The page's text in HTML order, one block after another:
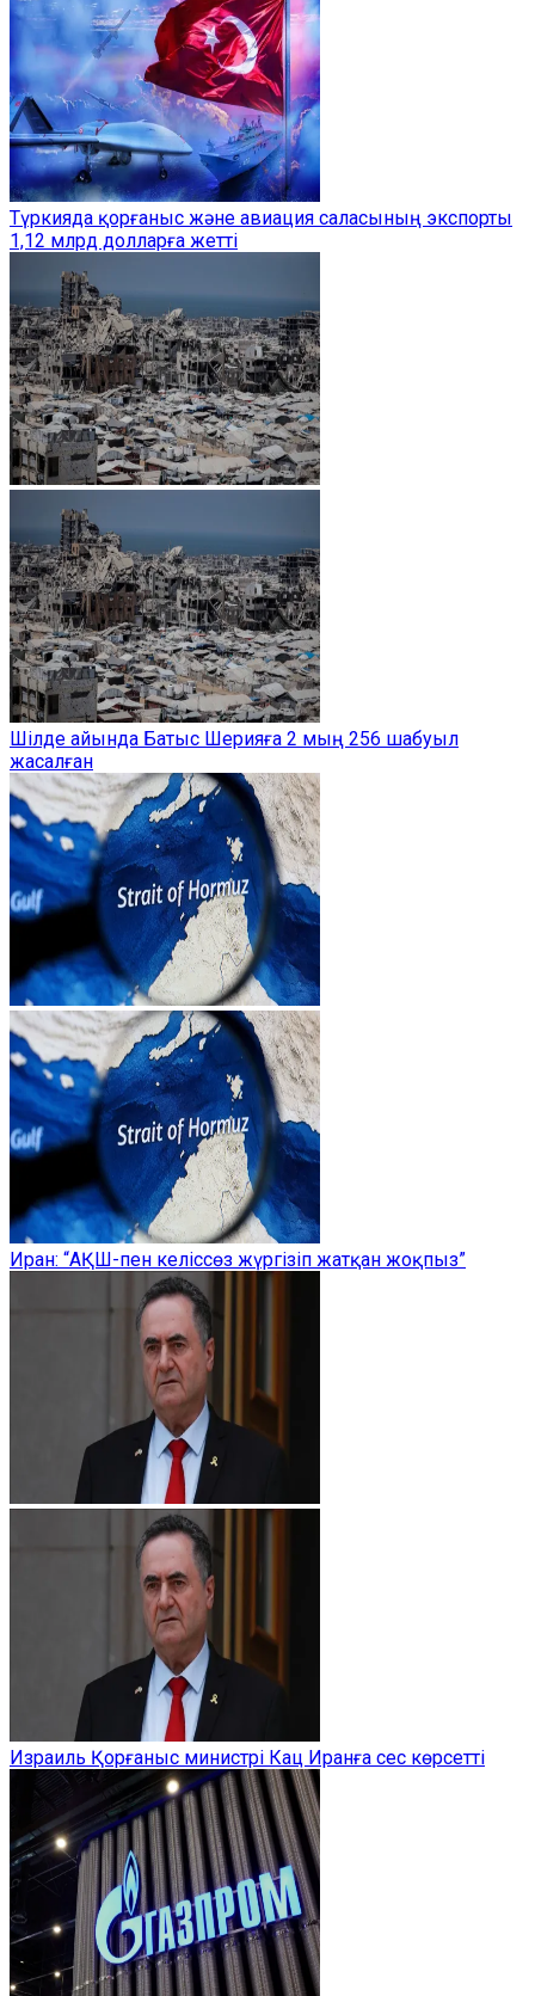
Түркияда қорғаныс және авиация саласының экспорты
1,12 млрд долларға жетті
Шілде айында Батыс Шерияға 2 мың 256 шабуыл
жасалған
Иран: “АҚШ-пен келіссөз жүргізіп жатқан жоқпыз”
Израиль Қорғаныс министрі Кац Иранға сес көрсетті